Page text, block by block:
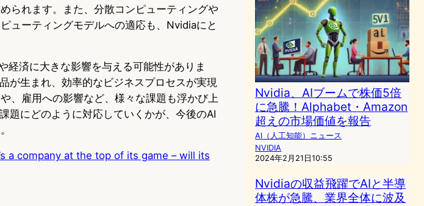
られます。また、分散コンピューティングや
ューティングモデルへの適応も、Nvidiaにと
経済に大きな影響を与える可能性がありま
が生まれ、効率的なビジネスプロセスが実現
、雇用への影響など、様々な課題も浮かび上
題にどのように対応していくかが、今後のAI
a company at the top of its game – will its
Nvidia、AIブームで株価5倍
に急騰！Alphabet・Amazon
超えの市場価値を報告
AI（人工知能）ニュース
NVIDIA
2024年2月21日10:55
Nvidiaの収益飛躍でAIと半導
体株が急騰、業界全体に波及